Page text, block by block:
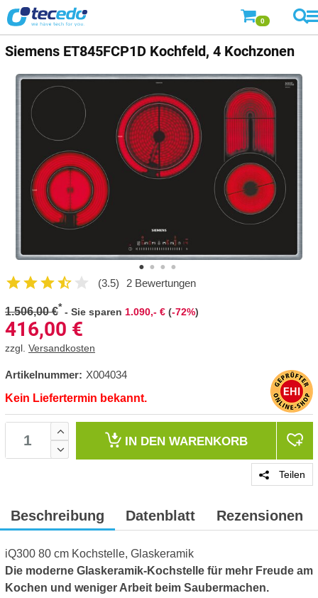
0
Siemens ET845FCP1D Kochfeld, 4 Kochzonen
(3.5) 2 Bewertungen
1.506,00 €* - Sie sparen 1.090,- € (-72%)
416,00 €
zzgl. Versandkosten
Artikelnummer: X004034
Kein Liefertermin bekannt.
IN DEN WARENKORB
Teilen
Beschreibung Datenblatt Rezensionen
iQ300 80 cm Kochstelle, Glaskeramik
Die moderne Glaskeramik-Kochstelle für mehr Freude am
Kochen und weniger Arbeit beim Saubermachen.